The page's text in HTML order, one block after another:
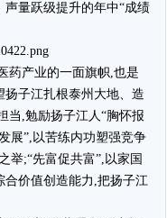
量跃级提升的年中“成绩
药产业的一面旗帜,也是
子江扎根泰州大地、造
当,勉励扬子江人“胸怀报
展”,以苦练内功塑强竞争
举;“先富促共富”,以家国
合价值创造能力,把扬子江